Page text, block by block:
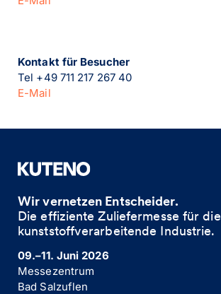
Kontakt für Besucher
Tel +49 711 217 267 40
E-Mail
Wir vernetzen Entscheider.
Die effiziente Zuliefermesse für die
kunststoffverarbeitende Industrie. ​
09.–11. Juni 2026
Messezentrum
Bad Salzuflen